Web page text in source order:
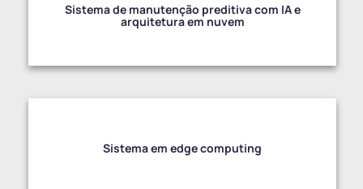
Sistema de manutenção preditiva com IA e
arquitetura em nuvem
Sistema em edge computing